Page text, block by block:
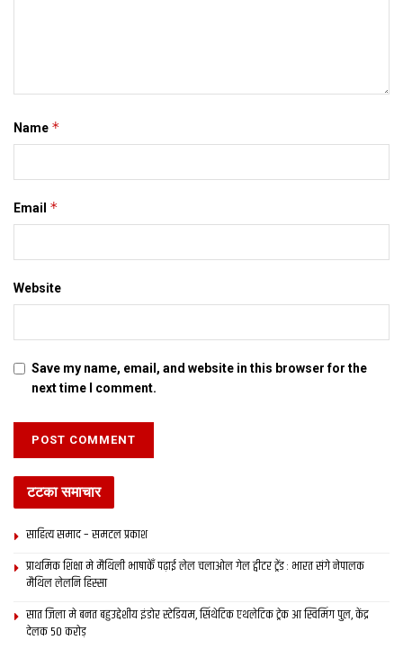
Name *
Email *
Website
Save my name, email, and website in this browser for the
next time I comment.
टटका समाचार
साहित्य समाद – समटल प्रकाश
प्राथमिक शि‍क्षा मे मैथि‍ली भाषाकेँ पढ़ाई लेल चलाओल गेल ट्वीटर ट्रेंड : भारत संगे नेपालक
मैथिल लेलनि हिस्सा
सात जिला मे बनत बहुउद्देशीय इंडोर स्‍टेडि‍यम, सिंथेटिक एथलेटिक ट्रेक आ स्विमिंग पुल, केंद्र
देलक 50 करोड़